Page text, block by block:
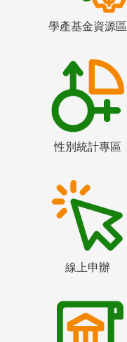
學產基金資源區
性別統計專區
線上申辦